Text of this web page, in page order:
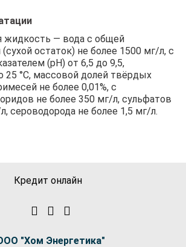
жидкость — вода с общей
остаток) не более 1500 мг/л, с
(рН) от 6,5 до 9,5,
25 °C, массовой долей твёрдых
не более 0,01%, с
не более 350 мг/л, сульфатов
сероводорода не более 1,5 мг/л.
Кредит онлайн
"Хом Энергетика"